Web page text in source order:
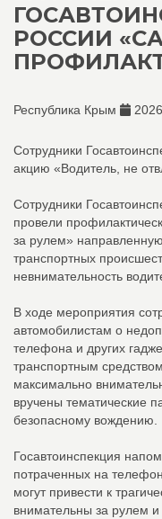
РОССИИ
Республика Крым
Сотрудники
акцию «Водитель, не
Сотрудники
провели
за рулем»
транспортных
невнимательность
В ходе мероприятия
автомобилистам о
телефона и других
транспортным
максимально
вручены тематические
безопасному вождению.
Госавтоинспекция
потраченных на
могут привести к
внимательны за рулем